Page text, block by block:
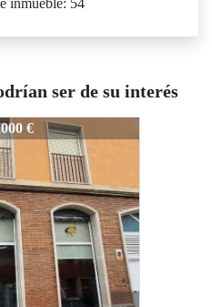
inmueble: 54
ser de su interés
€